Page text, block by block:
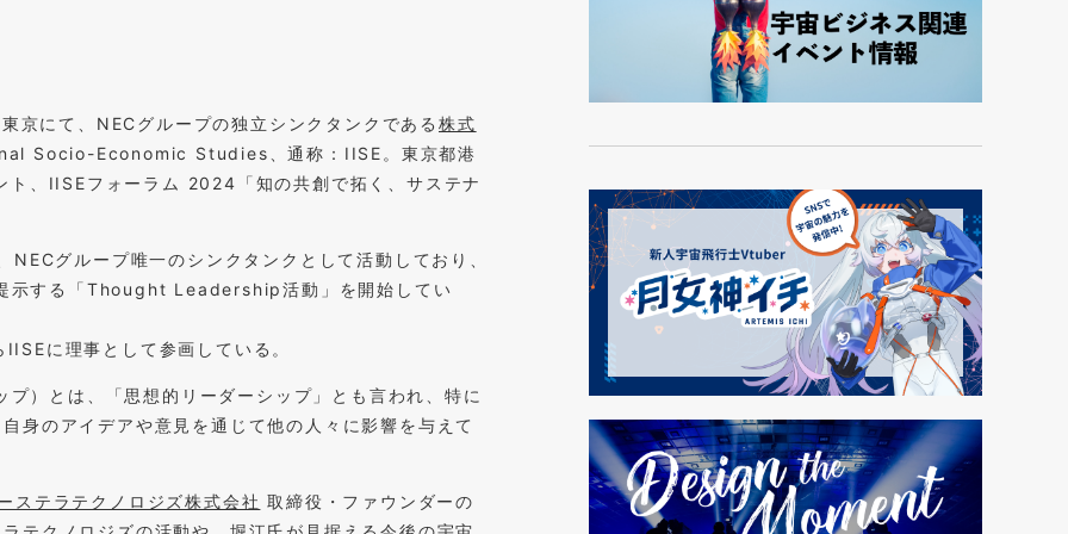
京にて、NECグループの独立シンクタンクである 株式
Socio-Economic Studies、通称：IISE。東京都港
、IISEフォーラム 2024「知の共創で拓く、サステナ
グループ唯一のシンクタンクとして活動しており、
示する「Thought Leadership活動」を開始してい
に理事として参画している。
とは、「思想的リーダーシップ」とも言われ、特に
身のアイデアや意見を通じて他の人々に影響を与えて
ステラテクノロジズ株式会社 取締役・ファウンダーの